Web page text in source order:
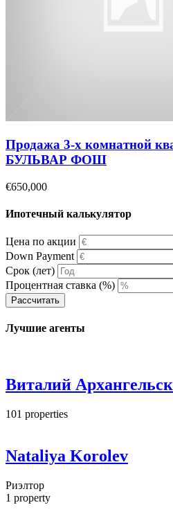
Продажа 3-х комнатной
БУЛЬВАР ФОШ
€650,000
Ипотечный калькулятор
Цена по акции
Down Payment
Срок (лет)
Процентная ставка (%)
Рассчитать
Лучшие агенты
Виталий
101 properties
Nataliya Korolev
Риэлтор
1 property